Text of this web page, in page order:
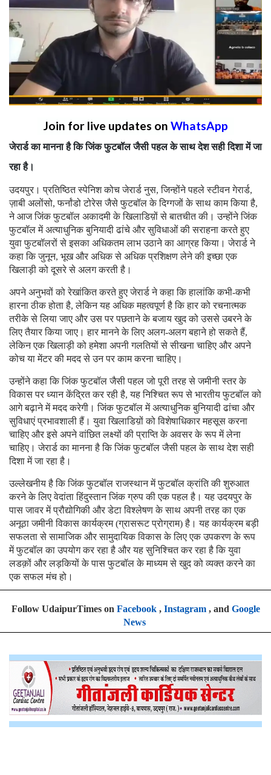
Join for live updates on WhatsApp
जेरार्ड का मानना है कि जिंक फुटबॉल जैसी पहल के साथ देश सही दिशा में जा
रहा है।
उदयपुर। प्रतिष्ठित स्पेनिश कोच जेरार्ड नुस, जिन्होंने पहले स्टीवन गेरार्ड,
ज़ाबी अलोंसो, फर्नांडो टोरेस जैसे फुटबॉल के दिग्गजों के साथ काम किया है,
ने आज जिंक फुटबॉल अकादमी के खिलाडिय़ों से बातचीत की। उन्होंने जिंक
फुटबॉल में अत्याधुनिक बुनियादी ढांचे और सुविधाओं की सराहना करते हुए
युवा फुटबॉलरों से इसका अधिकतम लाभ उठाने का आग्रह किया। जेरार्ड ने
कहा कि जुनून, भूख और अधिक से अधिक प्रशिक्षण लेने की इच्छा एक
खिलाड़ी को दूसरे से अलग करती है।
अपने अनुभवों को रेखांकित करते हुए जेरार्ड ने कहा कि हालांकि कभी-कभी
हारना ठीक होता है, लेकिन यह अधिक महत्वपूर्ण है कि हार को रचनात्मक
तरीके से लिया जाए और उस पर पछताने के बजाय खुद को उससे उबरने के
लिए तैयार किया जाए। हार मानने के लिए अलग-अलग बहाने हो सकते हैं,
लेकिन एक खिलाड़ी को हमेशा अपनी गलतियों से सीखना चाहिए और अपने
कोच या मेंटर की मदद से उन पर काम करना चाहिए।
उन्होंने कहा कि जिंक फुटबॉल जैसी पहल जो पूरी तरह से जमीनी स्तर के
विकास पर ध्यान केंद्रित कर रही है, यह निश्चित रूप से भारतीय फुटबॉल को
आगे बढ़ाने में मदद करेगी। जिंक फुटबॉल में अत्याधुनिक बुनियादी ढांचा और
सुविधाएं प्रभावशाली हैं। युवा खिलाडिय़ों को विशेषाधिकार महसूस करना
चाहिए और इसे अपने वांछित लक्ष्यों की प्राप्ति के अवसर के रूप में लेना
चाहिए। जेरार्ड का मानना है कि जिंक फुटबॉल जैसी पहल के साथ देश सही
दिशा में जा रहा है।
उल्लेखनीय है कि जिंक फुटबॉल राजस्थान में फुटबॉल क्रांति की शुरुआत
करने के लिए वेदांता हिंदुस्तान जिंक ग्रुप की एक पहल है। यह उदयपुर के
पास जावर में प्रौद्योगिकी और डेटा विश्लेषण के साथ अपनी तरह का एक
अनूठा जमीनी विकास कार्यक्रम (ग्रासरूट प्रोग्राम) है। यह कार्यक्रम बड़ी
सफलता से सामाजिक और सामुदायिक विकास के लिए एक उपकरण के रूप
में फुटबॉल का उपयोग कर रहा है और यह सुनिश्चित कर रहा है कि युवा
लडक़ों और लड़कियों के पास फुटबॉल के माध्यम से खुद को व्यक्त करने का
एक सफल मंच हो।
Follow UdaipurTimes on Facebook, Instagram, and Google
News